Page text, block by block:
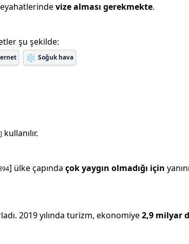
vize alması gerekmekte.
şu şekilde:
❄️ Soğuk hava
kullanılır.
] ülke çapında çok yaygın olmadığı için
2019yılında turizm, ekonomiye2,9 milyar